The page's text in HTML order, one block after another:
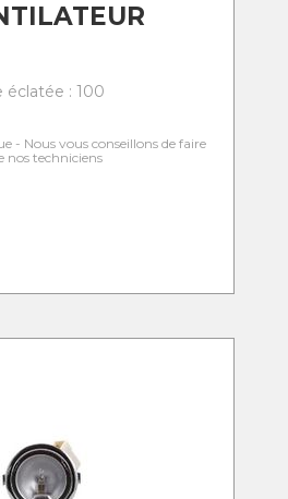
éclatée : 100
- Nous vous conseillons de faire
nos techniciens